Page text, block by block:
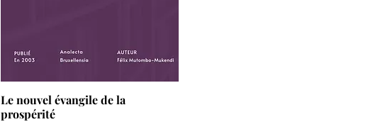
Le nouvel évangile de la
prospérité